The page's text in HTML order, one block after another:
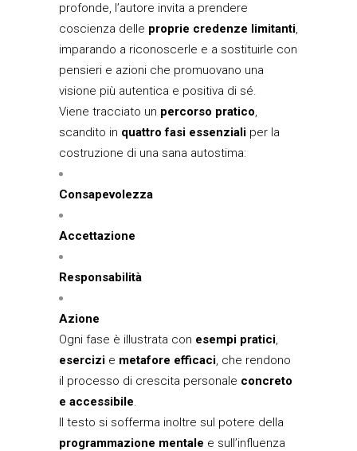
profonde, l’autore invita a prendere
coscienza delle proprie credenze limitanti,
imparando a riconoscerle e a sostituirle con
pensieri e azioni che promuovano una
visione più autentica e positiva di sé.
Viene tracciato un percorso pratico,
scandito in quattro fasi essenziali per la
costruzione di una sana autostima:
Consapevolezza
Accettazione
Responsabilità
Azione
Ogni fase è illustrata con esempi pratici,
esercizi e metafore efficaci, che rendono
il processo di crescita personale concreto
e accessibile.
Il testo si sofferma inoltre sul potere della
programmazione mentale e sull’influenza